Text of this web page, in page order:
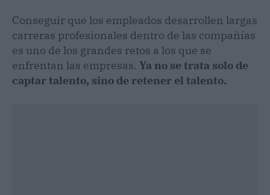
Conseguir que los empleados desarrollen largas
carreras profesionales dentro de las compañías
es uno de los grandes retos a los que se
enfrentan las empresas. Ya no se trata solo de
captar talento, sino de retener el talento.